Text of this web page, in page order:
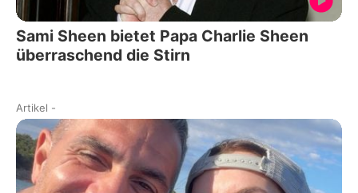
Sami Sheen bietet Papa Charlie Sheen
überraschend die Stirn
Artikel -